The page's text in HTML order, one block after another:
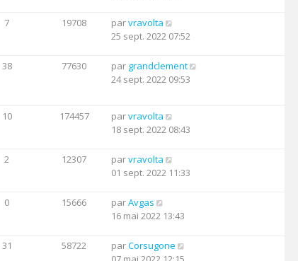
7 19708 parvravolta
25 sept. 2022 07:52
38 77630 par grandclement
24 sept. 2022 09:53
10 174457 parvravolta
18 sept. 2022 08:43
2 12307 parvravolta
01 sept. 2022 11:33
0 15666 parAvgas
16 mai 2022 13:43
31 58722 parCorsugone